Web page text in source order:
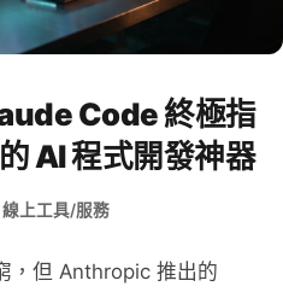
Code 終極指
AI 程式開發神器
線上工具/服務
，但 Anthropic 推出的